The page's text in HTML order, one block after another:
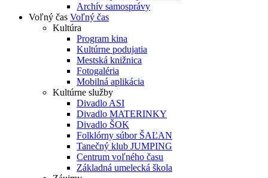
Archív samosprávy
Voľný čas Voľný čas
Kultúra
Program kina
Kultúrne podujatia
Mestská knižnica
Fotogaléria
Mobilná aplikácia
Kultúrne služby
Divadlo ASI
Divadlo MATERINKY
Divadlo ŠOK
Folklórny súbor ŠAĽAN
Tanečný klub JUMPING
Centrum voľného času
Základná umelecká škola